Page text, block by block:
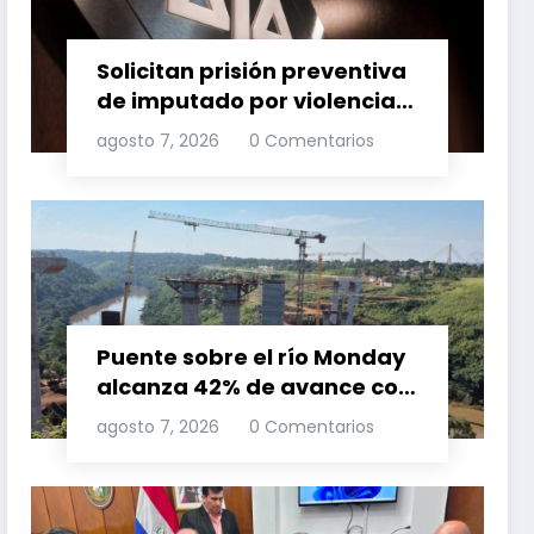
Solicitan prisión preventiva
de imputado por violencia
familia
agosto 7, 2026 0 Comentarios
Puente sobre el río Monday
alcanza 42% de avance con
trabajos continuos
agosto 7, 2026 0 Comentarios